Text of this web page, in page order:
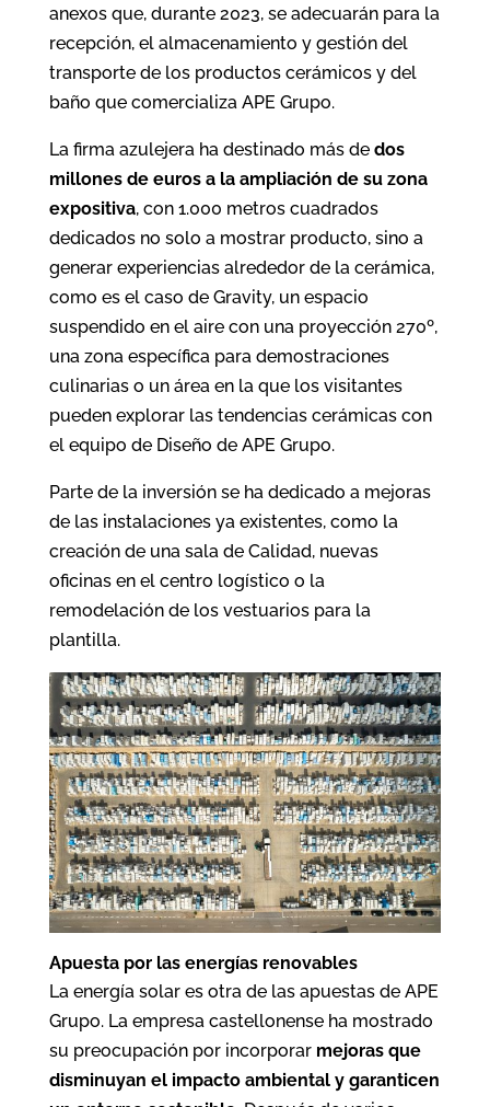
anexos que, durante 2023, se adecuarán para la
recepción, el almacenamiento y gestión del
transporte de los productos cerámicos y del
baño que comercializa APE Grupo.
La firma azulejera ha destinado más de dos
millones de euros a la ampliación de su zona
expositiva, con 1.000 metros cuadrados
dedicados no solo a mostrar producto, sino a
generar experiencias alrededor de la cerámica,
como es el caso de Gravity, un espacio
suspendido en el aire con una proyección 270º,
una zona específica para demostraciones
culinarias o un área en la que los visitantes
pueden explorar las tendencias cerámicas con
el equipo de Diseño de APE Grupo.
Parte de la inversión se ha dedicado a mejoras
de las instalaciones ya existentes, como la
creación de una sala de Calidad, nuevas
oficinas en el centro logístico o la
remodelación de los vestuarios para la
plantilla.
Apuesta por las energías renovables
La energía solar es otra de las apuestas de APE
Grupo. La empresa castellonense ha mostrado
su preocupación por incorporar mejoras que
disminuyan el impacto ambiental y garanticen